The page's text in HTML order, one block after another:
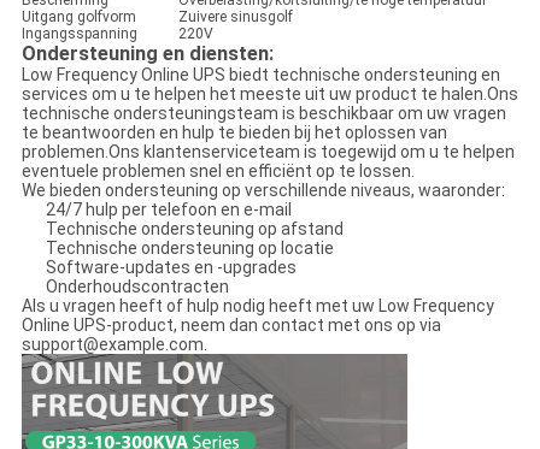
Uitgang golfvorm
Zuivere sinusgolf
Ingangsspanning
220V
Ondersteuning en diensten:
Low Frequency Online UPS biedt technische ondersteuning en
services om u te helpen het meeste uit uw product te halen.Ons
technische ondersteuningsteam is beschikbaar om uw vragen
te beantwoorden en hulp te bieden bij het oplossen van
problemen.Ons klantenserviceteam is toegewijd om u te helpen
eventuele problemen snel en efficiënt op te lossen.
We bieden ondersteuning op verschillende niveaus, waaronder:
24/7 hulp per telefoon en e-mail
Technische ondersteuning op afstand
Technische ondersteuning op locatie
Software-updates en -upgrades
Onderhoudscontracten
Als u vragen heeft of hulp nodig heeft met uw Low Frequency
Online UPS-product, neem dan contact met ons op via
support@example.com.